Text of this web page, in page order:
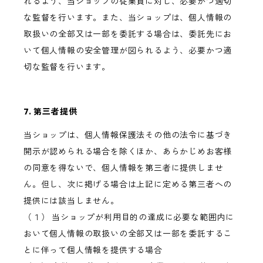
な監督を行います。また、当ショップは、個人情報の
取扱いの全部又は一部を委託する場合は、委託先にお
いて個人情報の安全管理が図られるよう、必要かつ適
切な監督を行います。
7. 第三者提供
当ショップは、個人情報保護法その他の法令に基づき
開示が認められる場合を除くほか、あらかじめお客様
の同意を得ないで、個人情報を第三者に提供しませ
ん。但し、次に掲げる場合は上記に定める第三者への
提供には該当しません。
（１） 当ショップが利用目的の達成に必要な範囲内に
おいて個人情報の取扱いの全部又は一部を委託するこ
とに伴って個人情報を提供する場合